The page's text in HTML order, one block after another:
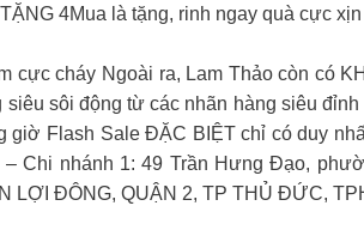
4Mua là tặng, rinh ngay quà cực
cực cháy Ngoài ra, Lam Thảo còn có
sôi động từ các nhãn hàng siêu
giờ Flash Sale ĐẶC BIỆT chỉ có duy
Chi nhánh 1: 49 Trần Hưng Đạo,
LỢI ĐÔNG, QUẬN 2, TP THỦ ĐỨC,